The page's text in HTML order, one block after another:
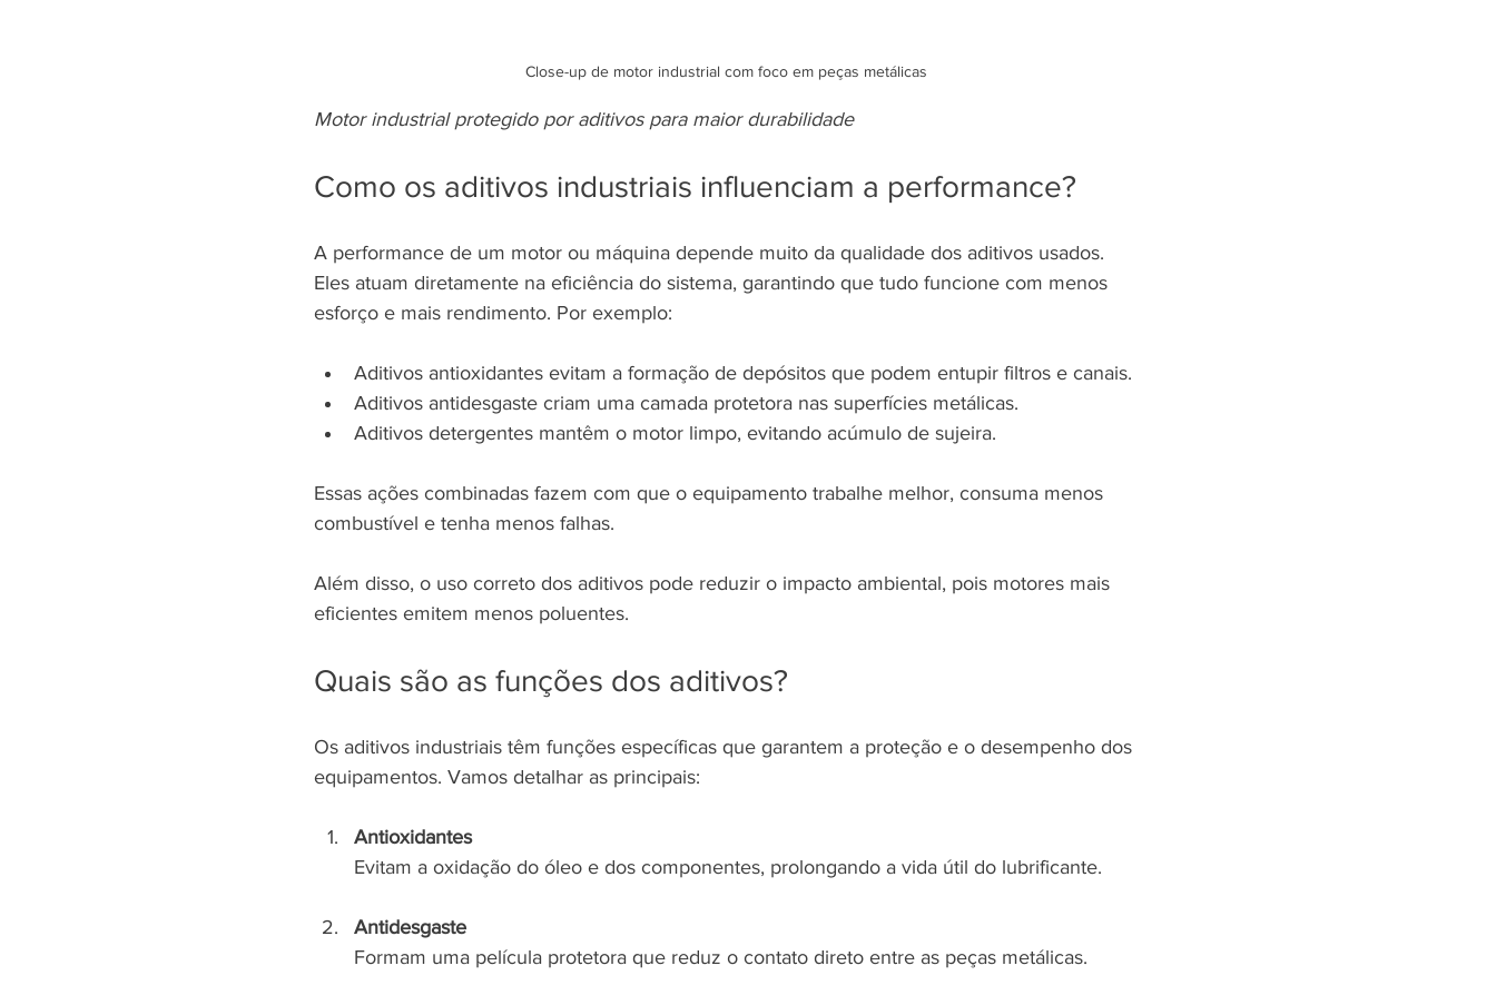
Close-up de motor industrial com foco em peças metálicas
Motor industrial protegido por aditivos para maior durabilidade
Como os aditivos industriais influenciam a performance?
A performance de um motor ou máquina depende muito da qualidade dos aditivos usados.
Eles atuam diretamente na eficiência do sistema, garantindo que tudo funcione com menos
esforço e mais rendimento. Por exemplo:
Aditivos antioxidantes evitam a formação de depósitos que podem entupir filtros e canais.
Aditivos antidesgaste criam uma camada protetora nas superfícies metálicas.
Aditivos detergentes mantêm o motor limpo, evitando acúmulo de sujeira.
Essas ações combinadas fazem com que o equipamento trabalhe melhor, consuma menos
combustível e tenha menos falhas.
Além disso, o uso correto dos aditivos pode reduzir o impacto ambiental, pois motores mais
eficientes emitem menos poluentes.
Quais são as funções dos aditivos?
Os aditivos industriais têm funções específicas que garantem a proteção e o desempenho dos
equipamentos. Vamos detalhar as principais:
Antioxidantes
Evitam a oxidação do óleo e dos componentes, prolongando a vida útil do lubrificante.
Antidesgaste
Formam uma película protetora que reduz o contato direto entre as peças metálicas.